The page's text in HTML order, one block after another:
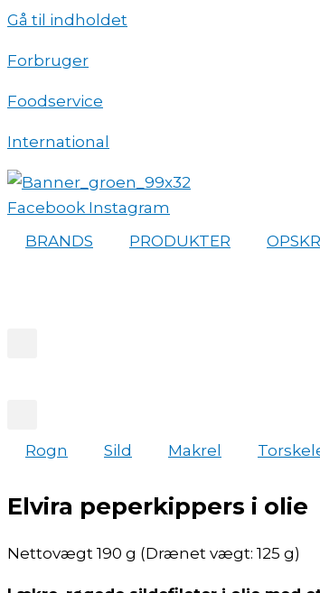
Gå til indholdet
Forbruger
Foodservice
International
Facebook Instagram
BRANDS
PRODUKTER
Rogn Sild Makrel
Elvira peperkippers i olie
Nettovægt 190 g (Drænet vægt: 125 g)